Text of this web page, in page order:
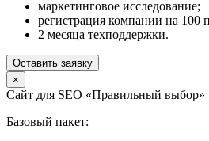
маркетинговое исследование;
регистрация компании на 100
2 месяца техподдержки.
Оставить заявку
×
Сайт для SEO «Правильный выбор»
Базовый пакет: